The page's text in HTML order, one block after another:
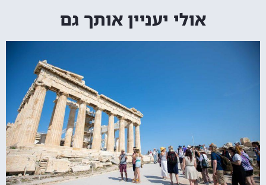
אולי יעניין אותך גם